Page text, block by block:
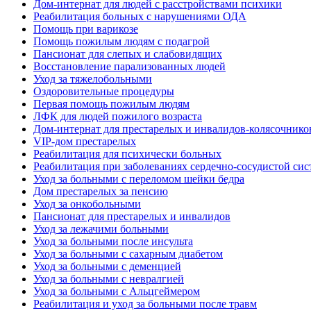
Дом-интернат для людей с расстройствами психики
Реабилитация больных с нарушениями ОДА
Помощь при варикозе
Помощь пожилым людям с подагрой
Пансионат для слепых и слабовидящих
Восстановление парализованных людей
Уход за тяжелобольными
Оздоровительные процедуры
Первая помощь пожилым людям
ЛФК для людей пожилого возраста
Дом-интернат для престарелых и инвалидов-
VIP-дом престарелых
Реабилитация для психически больных
Реабилитация при заболеваниях сердечно-сосудистой
Уход за больными с переломом шейки бедра
Дом престарелых за пенсию
Уход за онкобольными
Пансионат для престарелых и инвалидов
Уход за лежачими больными
Уход за больными после инсульта
Уход за больными с сахарным диабетом
Уход за больными с деменцией
Уход за больными с невралгией
Уход за больными с Альцгеймером
Реабилитация и уход за больными после травм